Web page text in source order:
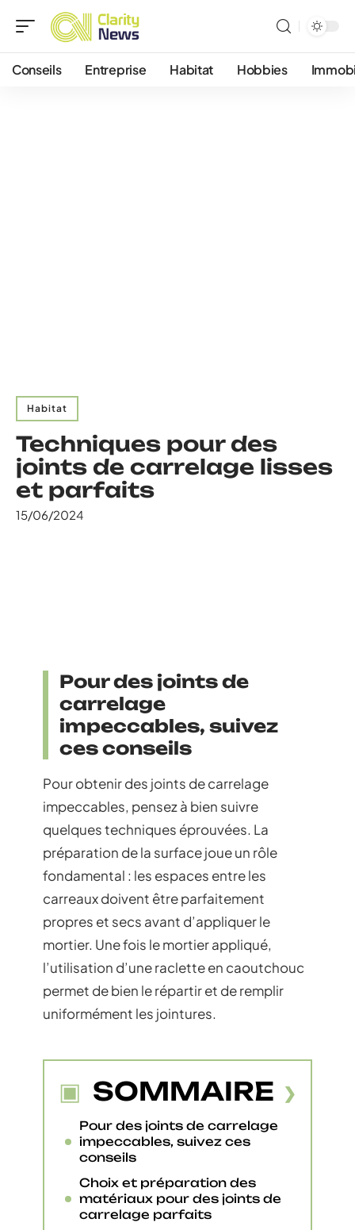
Conseils Entreprise Habitat Hobbies
Habitat
Techniques pour des
joints de carrelage lisses
et parfaits
15/06/2024
Pour des joints de
carrelage
impeccables, suivez
ces conseils
Pour obtenir des joints de carrelage
impeccables, pensez à bien suivre
quelques techniques éprouvées. La
préparation de la surface joue un rôle
fondamental : les espaces entre les
carreaux doivent être parfaitement
propres et secs avant d’appliquer le
mortier. Une fois le mortier appliqué,
l’utilisation d’une raclette en caoutchouc
permet de bien le répartir et de remplir
uniformément les jointures.
SOMMAIRE
Pour des joints de carrelage
impeccables, suivez ces
conseils
Choix et préparation des
matériaux pour des joints de
carrelage parfaits